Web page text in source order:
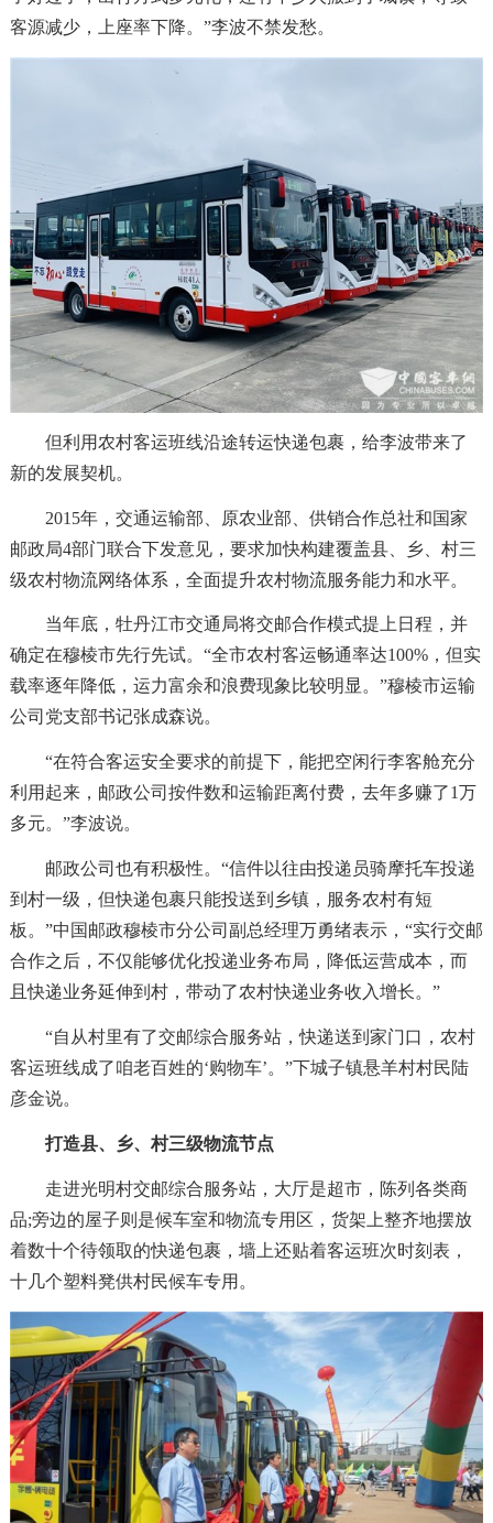
客源减少，上座率下降。”李波不禁发愁。
但利用农村客运班线沿途转运快递包裹，给李波带来了
新的发展契机。
2015年，交通运输部、原农业部、供销合作总社和国家
邮政局4部门联合下发意见，要求加快构建覆盖县、乡、村三
级农村物流网络体系，全面提升农村物流服务能力和水平。
当年底，牡丹江市交通局将交邮合作模式提上日程，并
确定在穆棱市先行先试。“全市农村客运畅通率达100%，但实
载率逐年降低，运力富余和浪费现象比较明显。”穆棱市运输
公司党支部书记张成森说。
“在符合客运安全要求的前提下，能把空闲行李客舱充分
利用起来，邮政公司按件数和运输距离付费，去年多赚了1万
多元。”李波说。
邮政公司也有积极性。“信件以往由投递员骑摩托车投递
到村一级，但快递包裹只能投送到乡镇，服务农村有短
板。”中国邮政穆棱市分公司副总经理万勇绪表示，“实行交邮
合作之后，不仅能够优化投递业务布局，降低运营成本，而
且快递业务延伸到村，带动了农村快递业务收入增长。”
“自从村里有了交邮综合服务站，快递送到家门口，农村
客运班线成了咱老百姓的‘购物车’。”下城子镇悬羊村村民陆
彦金说。
打造县、乡、村三级物流节点
走进光明村交邮综合服务站，大厅是超市，陈列各类商
品;旁边的屋子则是候车室和物流专用区，货架上整齐地摆放
着数十个待领取的快递包裹，墙上还贴着客运班次时刻表，
十几个塑料凳供村民候车专用。